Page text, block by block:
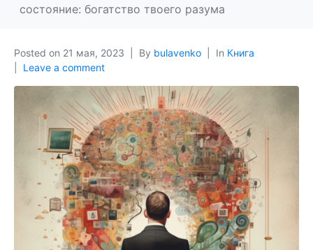
состояние: богатство твоего разума
Posted on 21 мая, 2023 By bulavenko In Книга
Leave a comment